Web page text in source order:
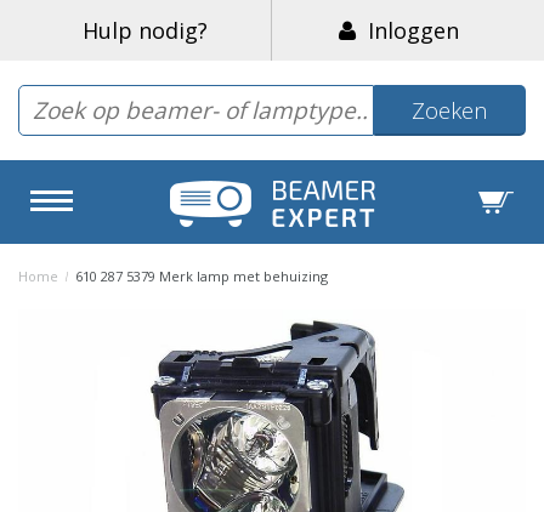
Hulp nodig? Inloggen
Zoeken
Home / 610 287 5379 Merk lamp met behuizing